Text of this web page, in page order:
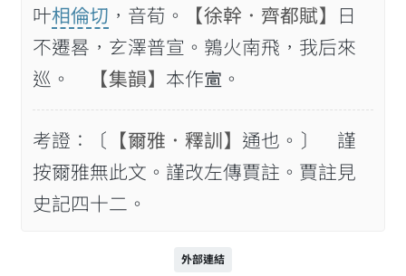
叶相倫切 ，音荀。 【徐幹．齊都賦】
日
不遷晷，𤣥澤普宣。鶉火南飛，我后來
巡。
【集韻】 本作𡨈。
考證：〔 【爾雅．釋訓】 通也。〕 謹
按爾雅無此文。謹改左傳賈註。賈註見
史記四十二。
外部連結